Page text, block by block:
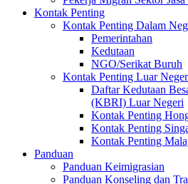
Kontak Penting
Kontak Penting Dalam
Pemerintahan
Kedutaan
NGO/Serikat Buruh
Kontak Penting Luar
Daftar Kedutaan
(KBRI) Luar Negeri
Kontak Penting
Kontak Penting
Kontak Penting
Panduan
Panduan Keimigrasian
Panduan Konseling dan